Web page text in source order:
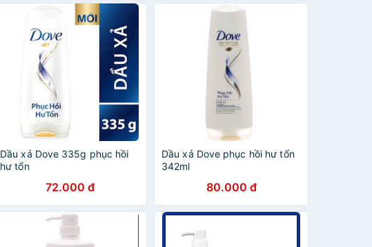
Dầu xả Dove 335g phục hồi
hư tổn
72.000 đ
Dầu xả Dove phục hồi hư tổn
342ml
80.000 đ